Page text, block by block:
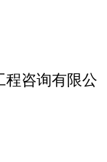
程咨询有限公